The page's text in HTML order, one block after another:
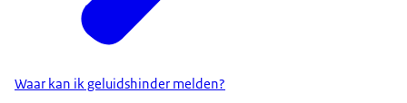
Waar kan ik geluidshinder melden?